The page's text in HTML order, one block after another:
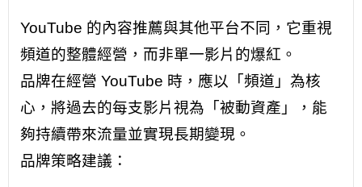
YouTube 的內容推薦與其他平台不同，它重視
頻道的整體經營，而非單一影片的爆紅。
品牌在經營 YouTube 時，應以「頻道」為核
心，將過去的每支影片視為「被動資產」，能
夠持續帶來流量並實現長期變現。
品牌策略建議：